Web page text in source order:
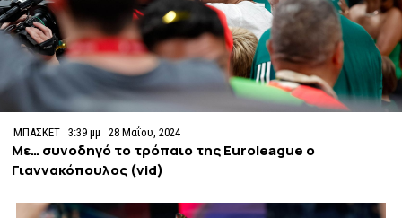
ΜΠΑΣΚΕΤ 3:39 μμ 28 Μαΐου, 2024
Με… συνοδηγό το τρόπαιο της Euroleague o
Γιαννακόπουλος (vid)